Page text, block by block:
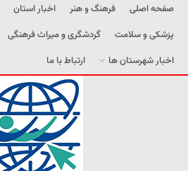
صفحه اصلی فرهنگ و هنر اخبار استان
پزشکی و سلامت
گردشگری و میراث فرهنگی
اخبار شهرستان ها
ارتباط با ما